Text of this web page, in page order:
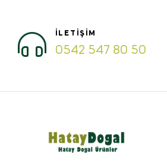
İLETIŞIM
0542 547 80 50